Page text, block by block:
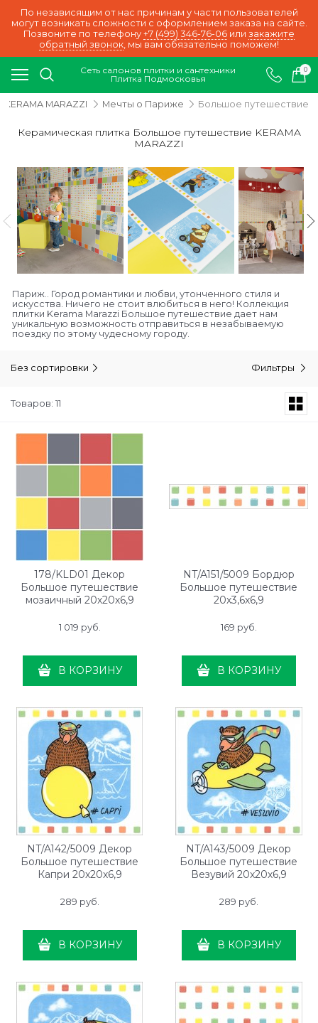
По независящим от нас причинам у части пользователей
могут возникать сложности с оформлением заказа на сайте.
Позвоните по телефону +7 (499) 346-76-06 или закажите
обратный звонок, мы вам обязательно поможем!
Сеть салонов плитки и сантехники
Плитка Подмосковья
0
KERAMA MARAZZI Мечты о Париже Большое путешествие
Керамическая плитка Большое путешествие KERAMA
MARAZZI
Париж.. Город романтики и любви, утонченного стиля и
искусства. Ничего не стоит влюбиться в него! Коллекция
плитки Kerama Marazzi Большое путешествие дает нам
уникальную возможность отправиться в незабываемую
поездку по этому чудесному городу.
Без сортировки Фильтры
Товаров: 11
178/KLD01 Декор
Большое путешествие
мозаичный 20х20х6,9
1 019 руб.
В КОРЗИНУ
NT/A151/5009 Бордюр
Большое путешествие
20х3,6х6,9
169 руб.
В КОРЗИНУ
NT/A142/5009 Декор
Большое путешествие
Капри 20х20х6,9
289 руб.
В КОРЗИНУ
NT/A143/5009 Декор
Большое путешествие
Везувий 20х20х6,9
289 руб.
В КОРЗИНУ